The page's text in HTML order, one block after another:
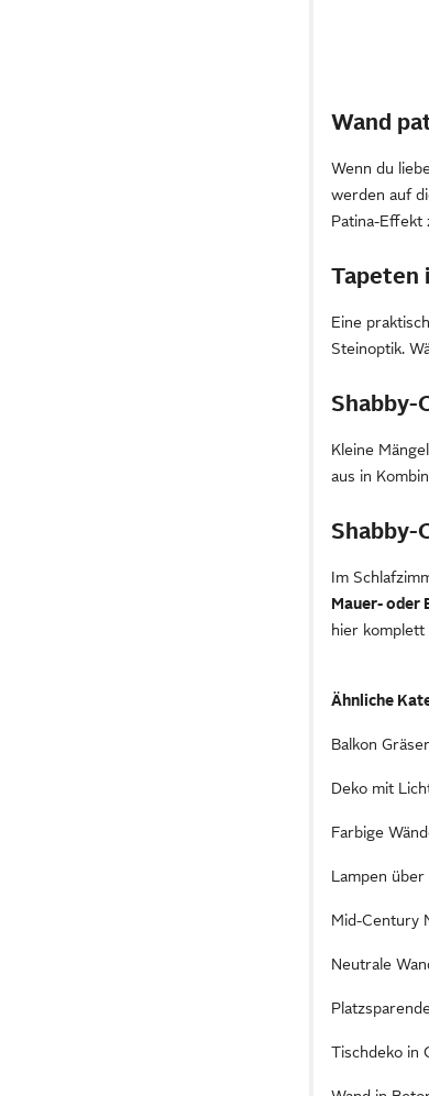
Wand
Wenn du
werden auf
Patina-Effekt
Tapeten
Eine
Steinoptik.
Shabby-
Kleine
aus in
Shabby-
Im
Mauer- oder
hier komplett
Ähnliche
Balkon
Deko mit
Farbige
Lampen über
Mid-Century
Neutrale
Tischdeko in